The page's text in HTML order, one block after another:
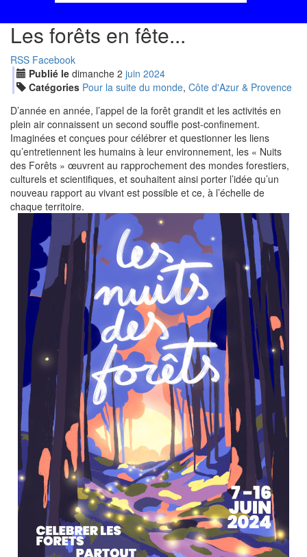
Les forêts en fête...
RSS Facebook
Publié le dimanche 2 juin 2024
Catégories Pour la suite du monde, Côte d'Azur & Provence
D’année en année, l’appel de la forêt grandit et les activités en
plein air connaissent un second souffle post-confinement.
Imaginées et conçues pour célébrer et questionner les liens
qu’entretiennent les humains à leur environnement, les « Nuits
des Forêts » œuvrent au rapprochement des mondes forestiers,
culturels et scientifiques, et souhaitent ainsi porter l’idée qu’un
nouveau rapport au vivant est possible et ce, à l’échelle de
chaque territoire.